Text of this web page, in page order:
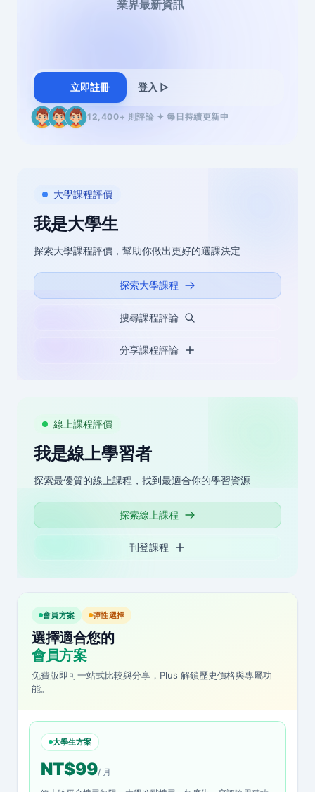
業界最新資訊
立即註冊 登入 ▷
12,400+ 則評論 ✦ 每日持續更新中
大學課程評價
我是大學生
探索大學課程評價，幫助你做出更好的選課決定
探索大學課程
搜尋課程評論
分享課程評論
線上課程評價
我是線上學習者
探索最優質的線上課程，找到最適合你的學習資源
探索線上課程
刊登課程
會員方案 彈性選擇
選擇適合您的
會員方案
免費版即可一站式比較與分享，Plus 解鎖歷史價格與專屬功
能。
大學生方案
NT$99/ 月